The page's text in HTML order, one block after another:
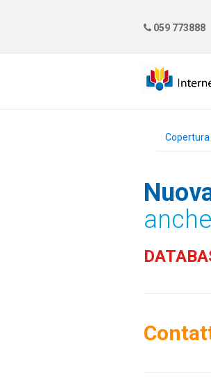
059 773888
Copertura